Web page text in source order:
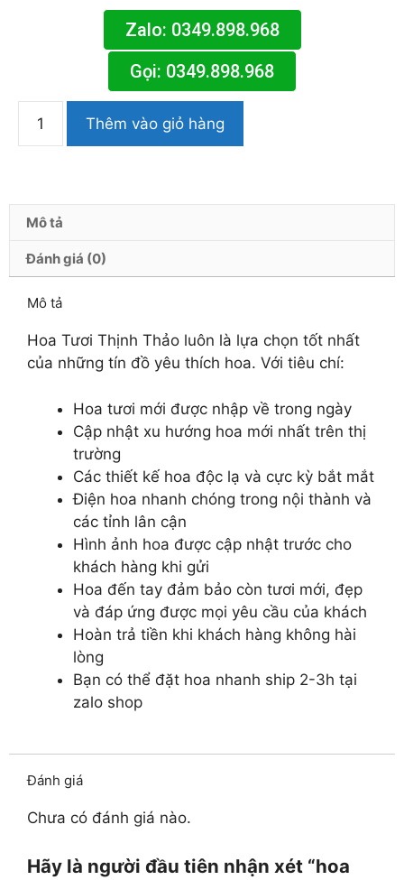
Zalo: 0349.898.968
Gọi: 0349.898.968
Thêm vào giỏ hàng
Mô tả
Đánh giá (0)
Mô tả
Hoa Tươi Thịnh Thảo luôn là lựa chọn tốt nhất
của những tín đồ yêu thích hoa. Với tiêu chí:
Hoa tươi mới được nhập về trong ngày
Cập nhật xu hướng hoa mới nhất trên thị
trường
Các thiết kế hoa độc lạ và cực kỳ bắt mắt
Điện hoa nhanh chóng trong nội thành và
các tỉnh lân cận
Hình ảnh hoa được cập nhật trước cho
khách hàng khi gửi
Hoa đến tay đảm bảo còn tươi mới, đẹp
và đáp ứng được mọi yêu cầu của khách
Hoàn trả tiền khi khách hàng không hài
lòng
Bạn có thể đặt hoa nhanh ship 2-3h tại
zalo shop
Đánh giá
Chưa có đánh giá nào.
Hãy là người đầu tiên nhận xét “hoa